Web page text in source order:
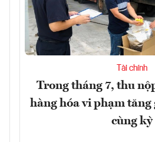
Tài chính
Trong tháng 7, thu
hàng hóa vi phạm tăng
cùng kỳ